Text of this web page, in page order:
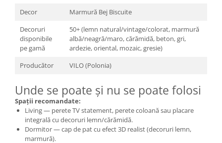
Decor
Marmură Bej Biscuite
Decoruri
disponibile
pe gamă
50+ (lemn natural/vintage/colorat, marmură
albă/neagră/maro, cărămidă, beton, gri,
ardezie, oriental, mozaic, gresie)
Producător
VILO (Polonia)
Unde se poate și nu se poate folosi
Spații recomandate:
Living — perete TV statement, perete coloană sau placare
integrală cu decoruri lemn/cărămidă.
Dormitor — cap de pat cu efect 3D realist (decoruri lemn,
marmură).